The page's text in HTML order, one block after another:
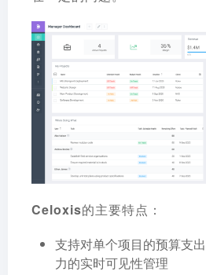
Celoxis的主要特点：
支持对单个项目的预算支
力的实时可见性管理